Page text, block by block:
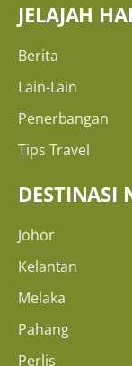
JELAJAH
Berita
Lain-Lain
Penerbangan
Tips Travel
DESTINASI
Johor
Kelantan
Melaka
Pahang
Perlis